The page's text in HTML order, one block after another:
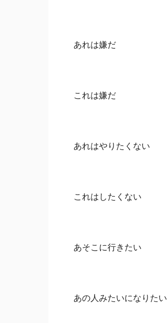
あれは嫌だ
これは嫌だ
あれはやりたくない
これはしたくない
あそこに行きたい
あの人みたいになりたい